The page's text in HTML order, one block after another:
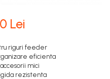
Lei
riguri feeder
eficienta
mici
rezistenta